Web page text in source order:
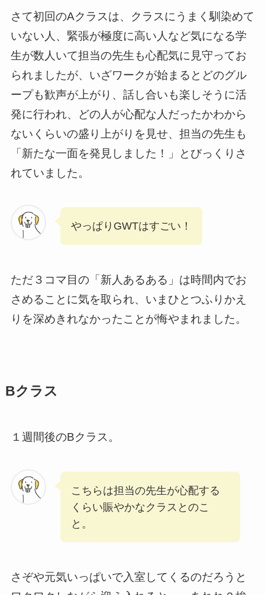
さて初回のAクラスは、クラスにうまく馴染めて
いない人、緊張が極度に高い人など気になる学
生が数人いて担当の先生も心配気に見守ってお
られましたが、いざワークが始まるとどのグル
ープも歓声が上がり、話し合いも楽しそうに活
発に行われ、どの人が心配な人だったかわから
ないくらいの盛り上がりを見せ、担当の先生も
「新たな一面を発見しました！」とびっくりさ
れていました。
やっぱりGWTはすごい！
ただ３コマ目の「新人あるある」は時間内でお
さめることに気を取られ、いまひとつふりかえ
りを深めきれなかったことが悔やまれました。
Bクラス
１週間後のBクラス。
こちらは担当の先生が心配する
くらい賑やかなクラスとのこ
と。
さぞや元気いっぱいで入室してくるのだろうと